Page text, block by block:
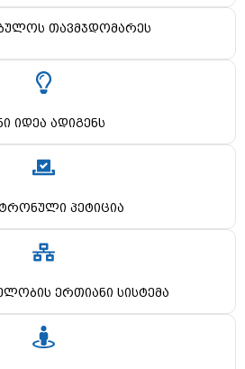
თავმჯდომარეს
იდეა ადიგენს
პეტიცია
ერთიანი სისტემა